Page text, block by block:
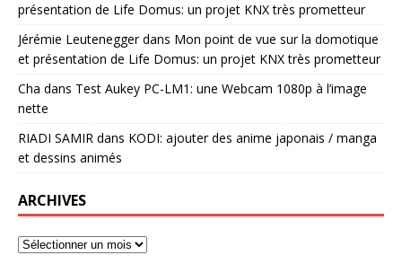
présentation de Life Domus: un projet KNX très prometteur
Jérémie Leuteneggerdans Mon point de vue sur la domotique
et présentation de Life Domus: un projet KNX très prometteur
Cha dans Test Aukey PC-LM1: une Webcam 1080p à l’image
nette
RIADI SAMIR dans KODI: ajouter des anime japonais / manga
et dessins animés
ARCHIVES